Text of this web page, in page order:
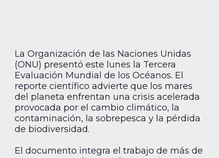
La Organización de las Naciones Unidas
(ONU) presentó este lunes la Tercera
Evaluación Mundial de los Océanos. El
reporte científico advierte que los mares
del planeta enfrentan una crisis acelerada
provocada por el cambio climático, la
contaminación, la sobrepesca y la pérdida
de biodiversidad.
El documento integra el trabajo de más de